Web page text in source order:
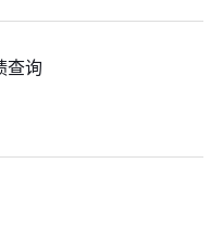
查询